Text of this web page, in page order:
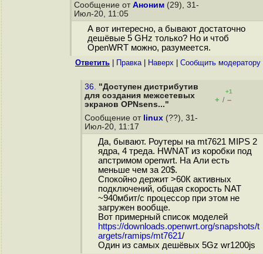
Сообщение от Аноним (29), 31-
Июл-20, 11:05
А вот интересно, а бывают достаточно
дешёвые 5 GHz только? Но и чтоб
OpenWRT можно, разумеется.
Ответить Правка| Наверх Cообщить модератору
36. "Доступен дистрибутив
для создания межсетевых
экранов OPNsens..."
+1
+ / –
Сообщение от linux (??), 31-
Июл-20, 11:17
Да, бывают. Роутеры на mt7621 MIPS 2
ядра, 4 треда. HWNAT из коробки под
апстримом openwrt. На Али есть
меньше чем за 20$.
Спокойно держит >60К активных
подключений, общая скорость NAT
~940мбит/с процессор при этом не
загружен вообще.
Вот примерный список моделей
https://downloads.openwrt.org/snapshots/t
argets/ramips/mt7621/
Один из самых дешёвых 5Gz wr1200js